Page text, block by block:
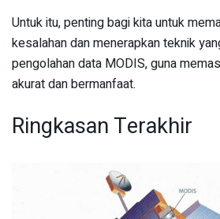
Untuk itu, penting bagi kita untuk
kesalahan dan menerapkan teknik
pengolahan data MODIS, guna
akurat dan bermanfaat.
Ringkasan Terakhir